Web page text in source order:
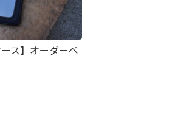
ス】オーダーペ